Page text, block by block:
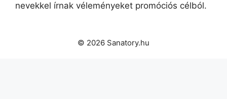
nevekkel írnak véleményeket promóciós célból.
© 2026 Sanatory.hu